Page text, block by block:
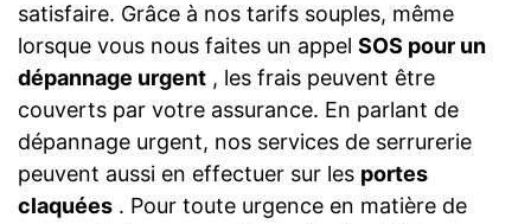
satisfaire. Grâce à nos tarifs souples, même
lorsque vous nous faites un appel SOS pour un
dépannage urgent , les frais peuvent être
couverts par votre assurance. En parlant de
dépannage urgent, nos services de serrurerie
peuvent aussi en effectuer sur les portes
claquées . Pour toute urgence en matière de